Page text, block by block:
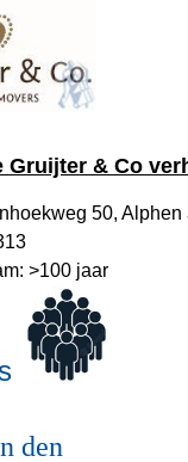
Gruijter & Co
50, Alphen
>100 jaar
den